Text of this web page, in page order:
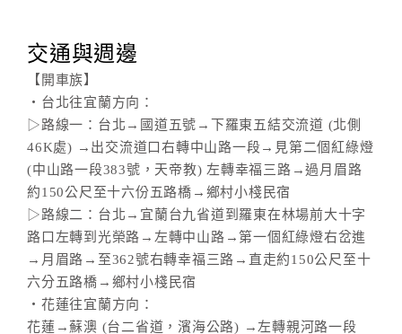
交通與週邊
【開車族】
‧台北往宜蘭方向：
▷路線一：台北→國道五號→下羅東五結交流道 (北側
46K處) →出交流道口右轉中山路一段→見第二個紅綠燈
(中山路一段383號，天帝教) 左轉幸福三路→過月眉路
約150公尺至十六份五路橋→鄉村小棧民宿
▷路線二：台北→宜蘭台九省道到羅東在林場前大十字
路口左轉到光榮路→左轉中山路→第一個紅綠燈右岔進
→月眉路→至362號右轉幸福三路→直走約150公尺至十
六分五路橋→鄉村小棧民宿
‧花蓮往宜蘭方向：
花蓮→蘇澳 (台二省道，濱海公路) →左轉親河路一段